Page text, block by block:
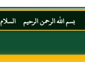
بسم الله الرحمن الرحيم السلام